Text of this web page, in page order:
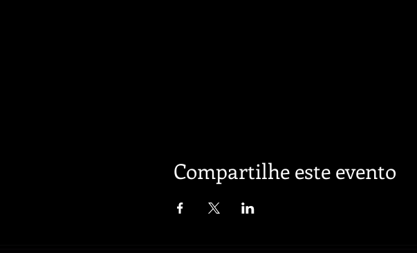
Compartilhe este evento